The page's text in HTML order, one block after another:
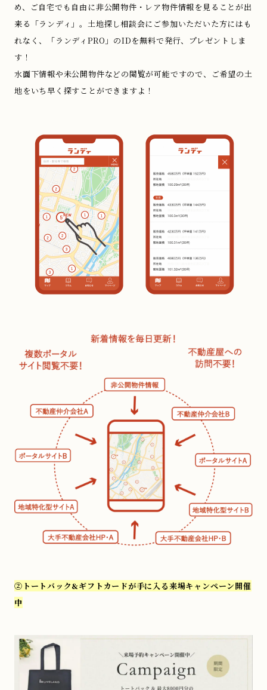
め、ご自宅でも自由に非公開物件・レア物件情報を見ることが出
来る「ランディ」。土地探し相談会にご参加いただいた方にはも
れなく、「ランディPRO」のIDを無料で発行、プレゼントしま
す！
水面下情報や未公開物件などの閲覧が可能ですので、ご希望の土
地をいち早く探すことができますよ！
② トートバック&ギフトカードが手に入る来場キャンペーン開催
中